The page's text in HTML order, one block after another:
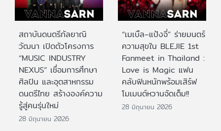
สถาบันดนตรีกัลยาณิ
วัฒนา เปิดตัวโครงการ
“MUSIC INDUSTRY
NEXUS” เชื่อมการศึกษา
ศิลปิน และอุตสาหกรรม
ดนตรีไทย สร้างองค์ความ
รู้สู่คนรุ่นใหม่
28 มิถุนายน 2026
“เมเบิ้ล–แป้งจี่” ร่ายมนตร์
ความสุขใน BLEJIE 1st
Fanmeet in Thailand :
Love is Magic แฟน
คลับฟินหนักพร้อมเสิร์ฟ
โมเมนต์หวานจัดเต็ม!!
28 มิถุนายน 2026